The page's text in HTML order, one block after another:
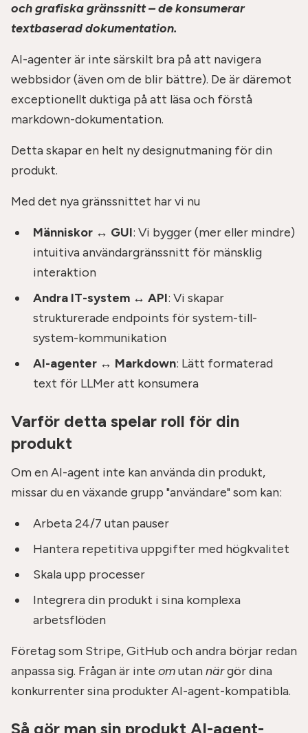
och grafiska gränssnitt – de konsumerar
textbaserad dokumentation.
AI-agenter är inte särskilt bra på att navigera
webbsidor (även om de blir bättre). De är däremot
exceptionellt duktiga på att läsa och förstå
markdown-dokumentation.
Detta skapar en helt ny designutmaning för din
produkt.
Med det nya gränssnittet har vi nu
Människor ↔ GUI: Vi bygger (mer eller mindre)
intuitiva användargränssnitt för mänsklig
interaktion
Andra IT-system ↔ API: Vi skapar
strukturerade endpoints för system-till-
system-kommunikation
AI-agenter ↔ Markdown: Lätt formaterad
text för LLMer att konsumera
Varför detta spelar roll för din
produkt
Om en AI-agent inte kan använda din produkt,
missar du en växande grupp "användare" som kan:
Arbeta 24/7 utan pauser
Hantera repetitiva uppgifter med högkvalitet
Skala upp processer
Integrera din produkt i sina komplexa
arbetsflöden
Företag som Stripe, GitHub och andra börjar redan
anpassa sig. Frågan är inte omutannärgör dina
konkurrenter sina produkter AI-agent-kompatibla.
Så gör man sin produkt AI-agent-